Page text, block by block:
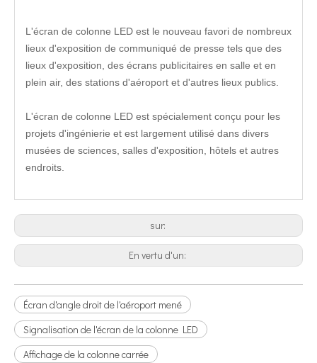
L'écran de colonne LED est le nouveau favori de nombreux
lieux d'exposition de communiqué de presse tels que des
lieux d'exposition, des écrans publicitaires en salle et en
plein air, des stations d'aéroport et d'autres lieux publics.
L'écran de colonne LED est spécialement conçu pour les
projets d'ingénierie et est largement utilisé dans divers
musées de sciences, salles d'exposition, hôtels et autres
endroits.
sur:
En vertu d'un:
Écran d'angle droit de l'aéroport mené
Signalisation de l'écran de la colonne LED
Affichage de la colonne carrée